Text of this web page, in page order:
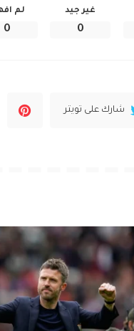
غير جيد
0
لم
0
شارك على تويتر